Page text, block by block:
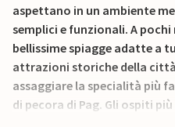
aspettano in un ambiente
semplici e funzionali. A
bellissime spiagge adatte a
attrazioni storiche della città
assaggiare la specialità più
di pecora di Pag. Gli ospiti